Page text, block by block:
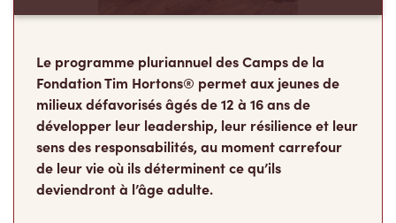
Le programme pluriannuel des Camps de la
Fondation Tim Hortons® permet aux jeunes de
milieux défavorisés âgés de 12 à 16 ans de
développer leur leadership, leur résilience et leur
sens des responsabilités, au moment carrefour
de leur vie où ils déterminent ce qu’ils
deviendront à l’âge adulte.